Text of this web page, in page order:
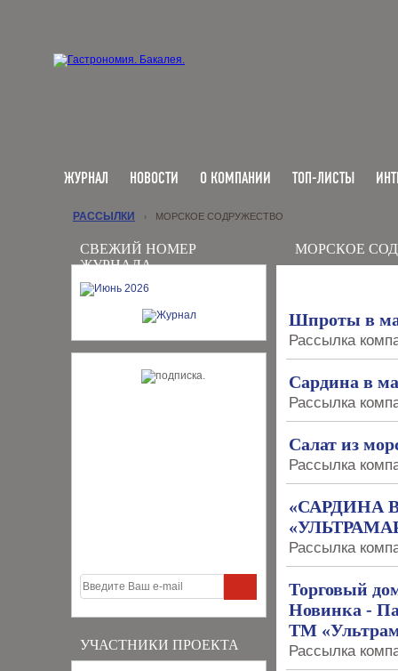
ЖУРНАЛ НОВОСТИ О КОМПАНИИ ТОП-ЛИСТЫ
СВЕЖИЙ НОМЕР
ЖУРНАЛА
УЧАСТНИКИ ПРОЕКТА
РАССЫЛКИ › МОРСКОЕ СОДРУЖЕСТВО
МОРСКОЕ
Шпроты в
Рассылка
Сардина в
Рассылка
Салат из
Рассылка
«САРДИНА
Рассылка
Торговый
Новинка -
ТМ
Рассылка